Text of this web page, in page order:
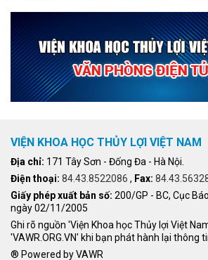
VIỆN KHOA HỌC THỦY LỢI VIỆT NAM
Địa chỉ: 171 Tây Sơn - Đống Đa - Hà Nội.
Điện thoại: 84.43.8522086 , Fax:
Giấy phép xuất bản số: 200/GP - BC, Cục
ngày 02/11/2005
Ghi rõ nguồn 'Viện Khoa học Thủy lợi Việt
'VAWR.ORG.VN' khi bạn phát hành lại thông
® Powered by VAWR